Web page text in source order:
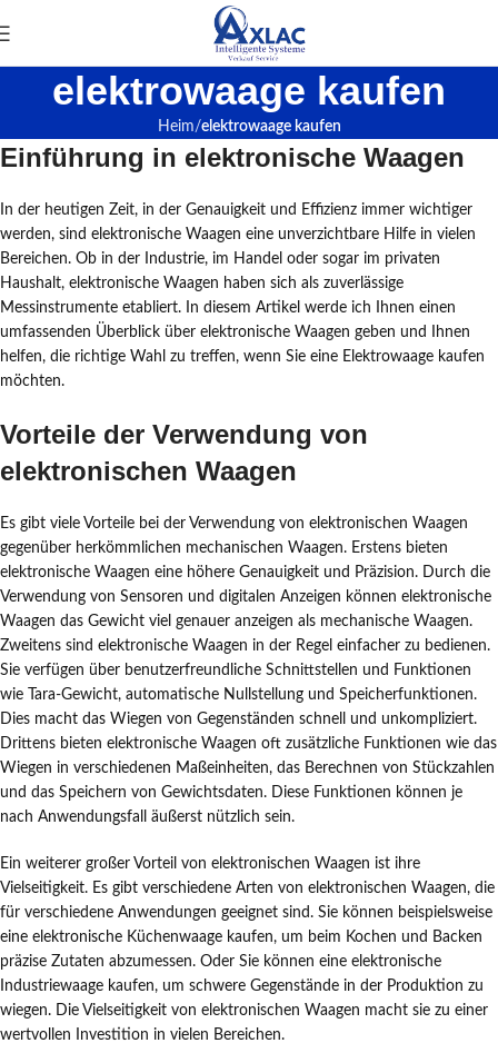
elektrowaage kaufen
Heim elektrowaage kaufen
Einführung in elektronische Waagen
In der heutigen Zeit, in der Genauigkeit und Effizienz immer wichtiger
werden, sind elektronische Waagen eine unverzichtbare Hilfe in vielen
Bereichen. Ob in der Industrie, im Handel oder sogar im privaten
Haushalt, elektronische Waagen haben sich als zuverlässige
Messinstrumente etabliert. In diesem Artikel werde ich Ihnen einen
umfassenden Überblick über elektronische Waagen geben und Ihnen
helfen, die richtige Wahl zu treffen, wenn Sie eine Elektrowaage kaufen
möchten.
Vorteile der Verwendung von
elektronischen Waagen
Es gibt viele Vorteile bei der Verwendung von elektronischen Waagen
gegenüber herkömmlichen mechanischen Waagen. Erstens bieten
elektronische Waagen eine höhere Genauigkeit und Präzision. Durch die
Verwendung von Sensoren und digitalen Anzeigen können elektronische
Waagen das Gewicht viel genauer anzeigen als mechanische Waagen.
Zweitens sind elektronische Waagen in der Regel einfacher zu bedienen.
Sie verfügen über benutzerfreundliche Schnittstellen und Funktionen
wie Tara-Gewicht, automatische Nullstellung und Speicherfunktionen.
Dies macht das Wiegen von Gegenständen schnell und unkompliziert.
Drittens bieten elektronische Waagen oft zusätzliche Funktionen wie das
Wiegen in verschiedenen Maßeinheiten, das Berechnen von Stückzahlen
und das Speichern von Gewichtsdaten. Diese Funktionen können je
nach Anwendungsfall äußerst nützlich sein.
Ein weiterer großer Vorteil von elektronischen Waagen ist ihre
Vielseitigkeit. Es gibt verschiedene Arten von elektronischen Waagen, die
für verschiedene Anwendungen geeignet sind. Sie können beispielsweise
eine elektronische Küchenwaage kaufen, um beim Kochen und Backen
präzise Zutaten abzumessen. Oder Sie können eine elektronische
Industriewaage kaufen, um schwere Gegenstände in der Produktion zu
wiegen. Die Vielseitigkeit von elektronischen Waagen macht sie zu einer
wertvollen Investition in vielen Bereichen.